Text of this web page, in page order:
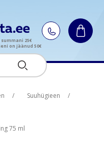
25€
on jäänud 50€
/ Suuhügieen
/
75 ml